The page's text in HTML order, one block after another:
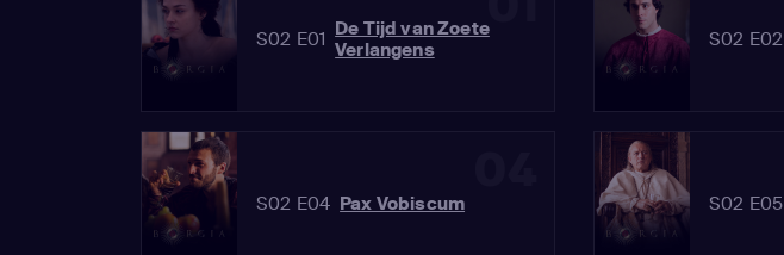
S02 E01 De Tijd van Zoete
Verlangens
S02 E02
S02 E04 Pax Vobiscum S02 E05